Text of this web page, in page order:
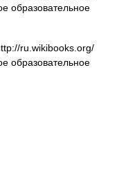
образовательное
ru.wikibooks.org/
образовательное